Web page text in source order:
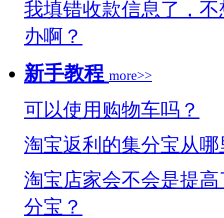
我填错收款信息了，
办啊？
新手教程 more>>
可以使用购物车吗？
淘宝返利的集分宝从
淘宝店家会不会是提
分宝？